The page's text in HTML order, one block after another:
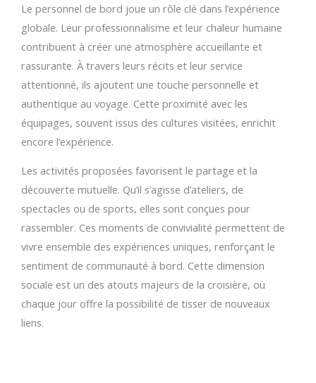
Le personnel de bord joue un rôle clé dans l’expérience
globale. Leur professionnalisme et leur chaleur humaine
contribuent à créer une atmosphère accueillante et
rassurante. À travers leurs récits et leur service
attentionné, ils ajoutent une touche personnelle et
authentique au voyage. Cette proximité avec les
équipages, souvent issus des cultures visitées, enrichit
encore l’expérience.
Les activités proposées favorisent le partage et la
découverte mutuelle. Qu’il s’agisse d’ateliers, de
spectacles ou de sports, elles sont conçues pour
rassembler. Ces moments de convivialité permettent de
vivre ensemble des expériences uniques, renforçant le
sentiment de communauté à bord. Cette dimension
sociale est un des atouts majeurs de la croisière, où
chaque jour offre la possibilité de tisser de nouveaux
liens.